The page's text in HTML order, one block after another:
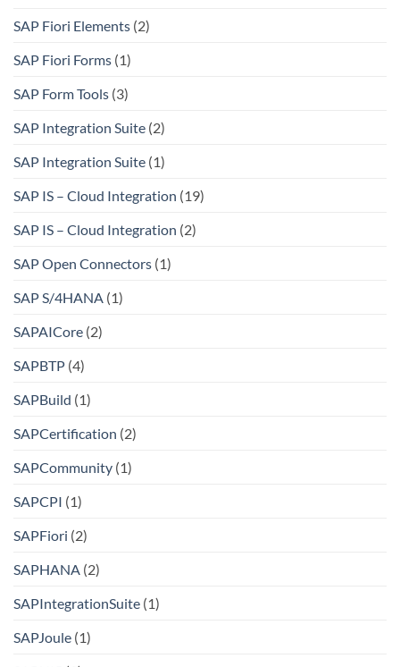
SAP Fiori Elements (2)
SAP Fiori Forms (1)
SAP Form Tools (3)
SAP Integration Suite (2)
SAP Integration Suite (1)
SAP IS – Cloud Integration (19)
SAP IS – Cloud Integration (2)
SAP Open Connectors (1)
SAP S/4HANA (1)
SAPAICore (2)
SAPBTP (4)
SAPBuild (1)
SAPCertification (2)
SAPCommunity (1)
SAPCPI (1)
SAPFiori (2)
SAPHANA (2)
SAPIntegrationSuite (1)
SAPJoule (1)